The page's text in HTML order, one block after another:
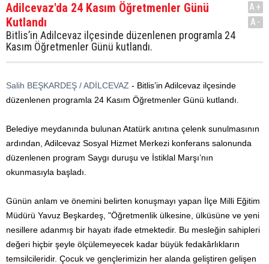
Adilcevaz'da 24 Kasım Öğretmenler Günü
Kutlandı
Bitlis’in Adilcevaz ilçesinde düzenlenen programla 24
Kasım Öğretmenler Günü kutlandı.
A+
A-
Salih BEŞKARDEŞ / ADİLCEVAZ - Bitlis’in Adilcevaz ilçesinde
düzenlenen programla 24 Kasım Öğretmenler Günü kutlandı.
Belediye meydanında bulunan Atatürk anıtına çelenk sunulmasının
ardından, Adilcevaz Sosyal Hizmet Merkezi konferans salonunda
düzenlenen program Saygı duruşu ve İstiklal Marşı’nın
okunmasıyla başladı.
Günün anlam ve önemini belirten konuşmayı yapan İlçe Milli Eğitim
Müdürü Yavuz Beşkardeş, "Öğretmenlik ülkesine, ülküsüne ve yeni
nesillere adanmış bir hayatı ifade etmektedir. Bu mesleğin sahipleri
değeri hiçbir şeyle ölçülemeyecek kadar büyük fedakârlıkların
temsilcileridir. Çocuk ve gençlerimizin her alanda geliştiren gelişen